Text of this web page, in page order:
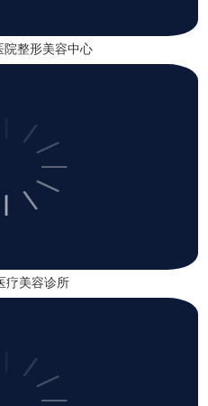
院整形美容中心
疗美容诊所